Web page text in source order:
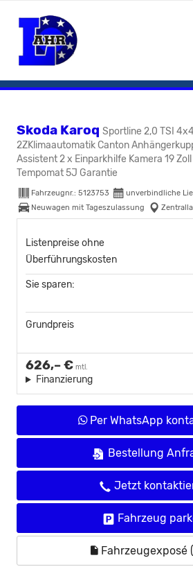
Skoda Karoq Sportline 2,0 TSI
2ZKlimaautomatik Canton
Assistent 2 x Einparkhilfe Kamera 19
Tempomat 5J Garantie
Fahrzeugnr.: 5123753 unverbindliche
Neuwagen mit Tageszulassung
Listenpreise ohne
Überführungskosten
Sie sparen:
Grundpreis
626,– € mtl.
Finanzierung
Per WhatsApp
Bestellung
Jetzt
Fahrzeug
Fahrzeugexposé